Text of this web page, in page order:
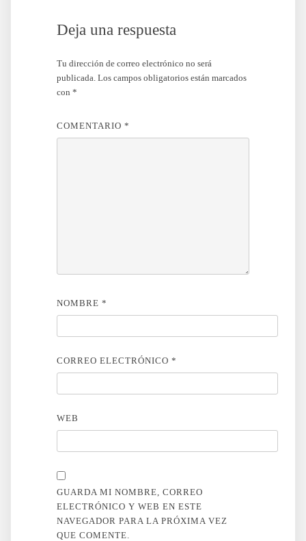
Deja una respuesta
Tu dirección de correo electrónico no será
publicada. Los campos obligatorios están marcados
con *
COMENTARIO *
NOMBRE *
CORREO ELECTRÓNICO *
WEB
GUARDA MI NOMBRE, CORREO
ELECTRÓNICO Y WEB EN ESTE
NAVEGADOR PARA LA PRÓXIMA VEZ
QUE COMENTE.